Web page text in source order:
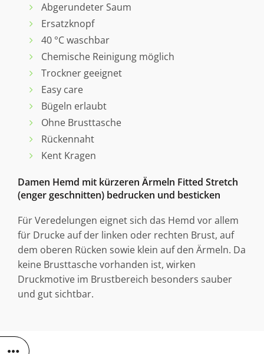
Abgerundeter Saum
Ersatzknopf
40 °C waschbar
Chemische Reinigung möglich
Trockner geeignet
Easy care
Bügeln erlaubt
Ohne Brusttasche
Rückennaht
Kent Kragen
Damen Hemd mit kürzeren Ärmeln Fitted Stretch
(enger geschnitten) bedrucken und besticken
Für Veredelungen eignet sich das Hemd vor allem
für Drucke auf der linken oder rechten Brust, auf
dem oberen Rücken sowie klein auf den Ärmeln. Da
keine Brusttasche vorhanden ist, wirken
Druckmotive im Brustbereich besonders sauber
und gut sichtbar.